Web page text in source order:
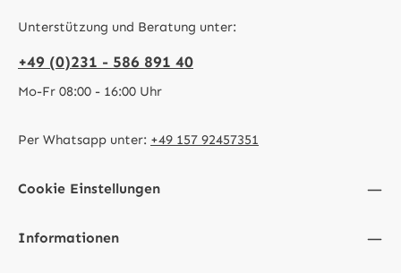
Unterstützung und Beratung unter:
+49 (0)231 - 586 891 40
Mo-Fr 08:00 - 16:00 Uhr
Per Whatsapp unter: +49 157 92457351
Cookie Einstellungen
Informationen